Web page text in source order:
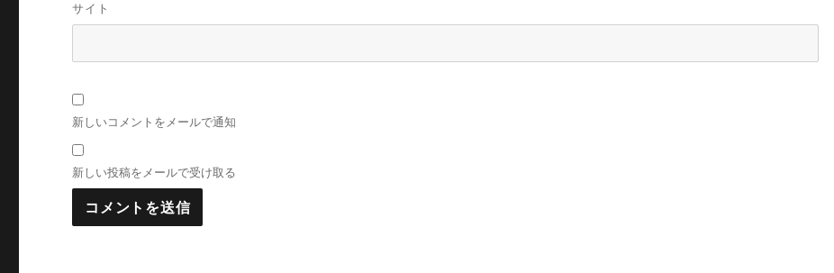
サイト
新しいコメントをメールで通知
新しい投稿をメールで受け取る